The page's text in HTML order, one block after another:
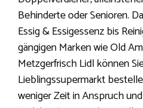
Behinderte oder Senioren.
Essig & Essigessenz bis
gängigen Marken wie Old
Metzgerfrisch Lidl können
Lieblingssupermarkt
weniger Zeit in Anspruch